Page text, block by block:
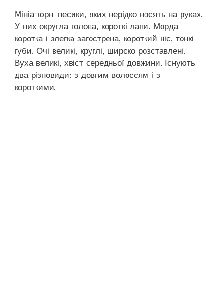
Мініатюрні песики, яких нерідко носять на руках.
У них округла голова, короткі лапи. Морда
коротка і злегка загострена, короткий ніс, тонкі
губи. Очі великі, круглі, широко розставлені.
Вуха великі, хвіст середньої довжини. Існують
два різновиди: з довгим волоссям і з
короткими.